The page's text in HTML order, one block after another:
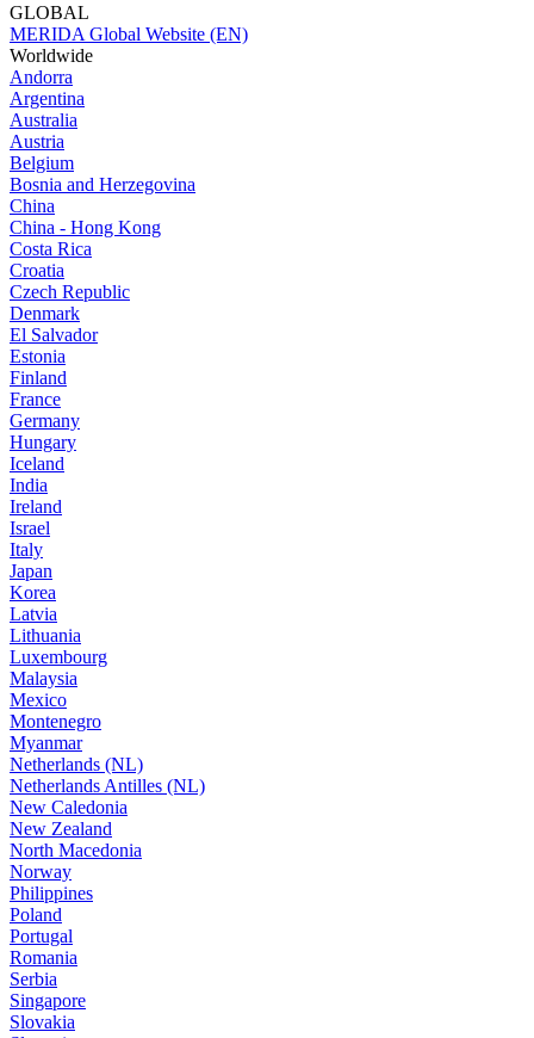
GLOBAL
MERIDA Global Website (EN)
Worldwide
Andorra
Argentina
Australia
Austria
Belgium
Bosnia and Herzegovina
China
China - Hong Kong
Costa Rica
Croatia
Czech Republic
Denmark
El Salvador
Estonia
Finland
France
Germany
Hungary
Iceland
India
Ireland
Israel
Italy
Japan
Korea
Latvia
Lithuania
Luxembourg
Malaysia
Mexico
Montenegro
Myanmar
Netherlands (NL)
Netherlands Antilles (NL)
New Caledonia
New Zealand
North Macedonia
Norway
Philippines
Poland
Portugal
Romania
Serbia
Singapore
Slovakia